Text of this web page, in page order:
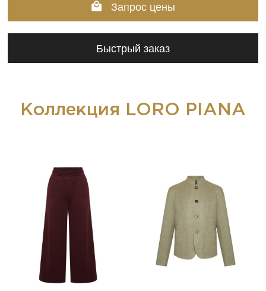
Запрос цены
Быстрый заказ
Коллекция LORO PIANA